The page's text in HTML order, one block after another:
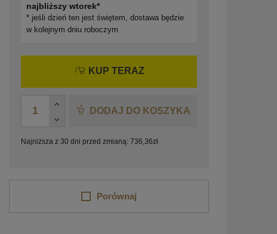
najbliższy wtorek*
* jeśli dzień ten jest świętem, dostawa będzie
w kolejnym dniu roboczym
KUP TERAZ
DODAJ DO KOSZYKA
Najniższa z 30 dni przed zmianą:736,36zł
Porównaj